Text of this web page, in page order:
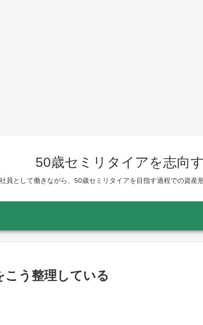
50歳セミリタイアを志向
員として働きながら、50歳セミリタイアを目指す過程での資産
こう整理している